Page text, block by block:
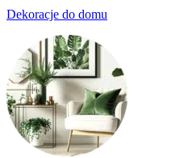
Dekoracje do domu